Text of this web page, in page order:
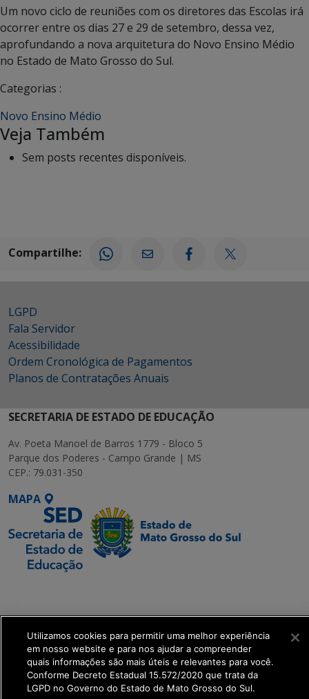
Um novo ciclo de reuniões com os diretores das Escolas irá
ocorrer entre os dias 27 e 29 de setembro, dessa vez,
aprofundando a nova arquitetura do Novo Ensino Médio
no Estado de Mato Grosso do Sul.
Categorias :
Novo Ensino Médio
Veja Também
Sem posts recentes disponíveis.
Compartilhe:
LGPD
Fala Servidor
Acessibilidade
Ordem Cronológica de Pagamentos
Planos de Contratações Anuais
SECRETARIA DE ESTADO DE EDUCAÇÃO
Av. Poeta Manoel de Barros 1779 - Bloco 5
Parque dos Poderes - Campo Grande | MS
CEP.: 79.031-350
MAPA
get_footer();
Utilizamos cookies para permitir uma melhor experiência
em nosso website e para nos ajudar a compreender
quais informações são mais úteis e relevantes para você.
Conforme Decreto Estadual 15.572/2020 que trata da
LGPD no Governo do Estado de Mato Grosso do Sul.